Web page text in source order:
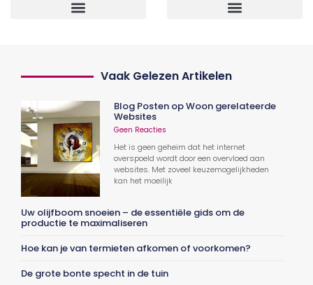
Vaak Gelezen Artikelen
Blog Posten op Woon gerelateerde
Websites
Geen Reacties
Het is geen geheim dat het internet
overspoeld wordt door een overvloed aan
websites. Met zoveel keuzemogelijkheden
kan het moeilijk
Uw olijfboom snoeien – de essentiële gids om de
productie te maximaliseren
Hoe kan je van termieten afkomen of voorkomen?
De grote bonte specht in de tuin